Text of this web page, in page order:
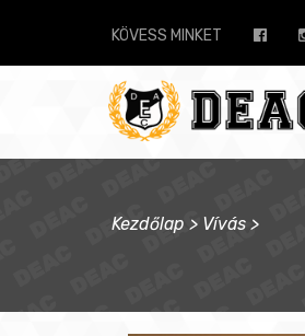
KÖVESS MINKET
Kezdőlap > Vívás >